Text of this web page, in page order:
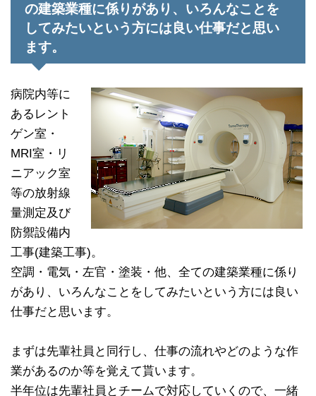
の建築業種に係りがあり、いろんなことを
してみたいという方には良い仕事だと思い
ます。
病院内等に
あるレント
ゲン室・
MRI室・リ
ニアック室
等の放射線
量測定及び
防禦設備内
工事(建築工事)。
空調・電気・左官・塗装・他、全ての建築業種に係り
があり、いろんなことをしてみたいという方には良い
仕事だと思います。
まずは先輩社員と同行し、仕事の流れやどのような作
業があるのか等を覚えて貰います。
半年位は先輩社員とチームで対応していくので、一緒